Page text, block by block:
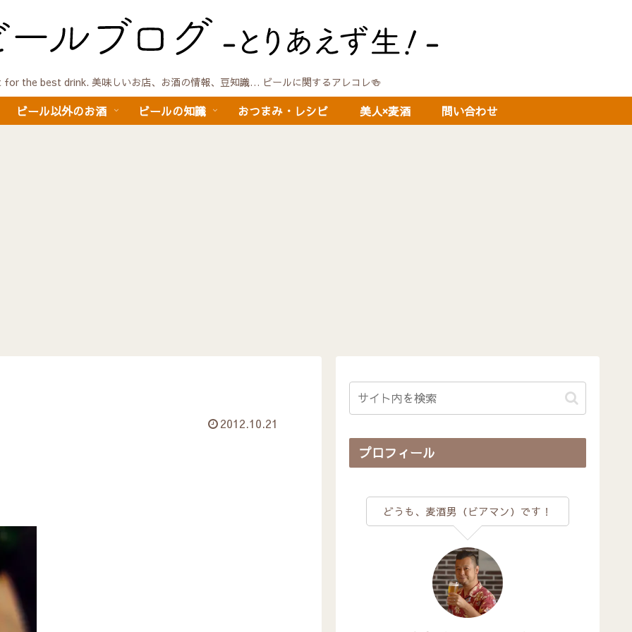
the best drink. 美味しいお店、お酒の情報、豆知識… ビールに関するアレコレ🍻
ビール以外のお酒 ビールの知識 おつまみ・レシピ 美人×麦酒 問い合わせ
2012.10.21
プロフィール
どうも、麦酒男（ビアマン）です！